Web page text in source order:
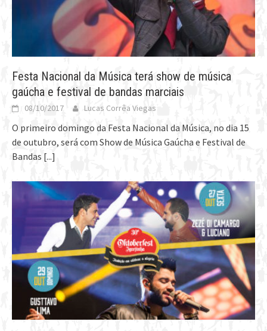
Festa Nacional da Música terá show de música
gaúcha e festival de bandas marciais
08/10/2017 Lucas Corrêa Viegas
O primeiro domingo da Festa Nacional da Música, no dia 15
de outubro, será com Show de Música Gaúcha e Festival de
Bandas [...]